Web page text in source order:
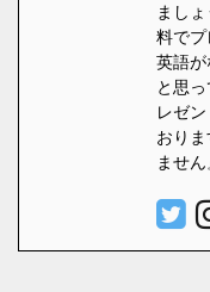
まし
料で
英語
と思
レゼ
おり
ません